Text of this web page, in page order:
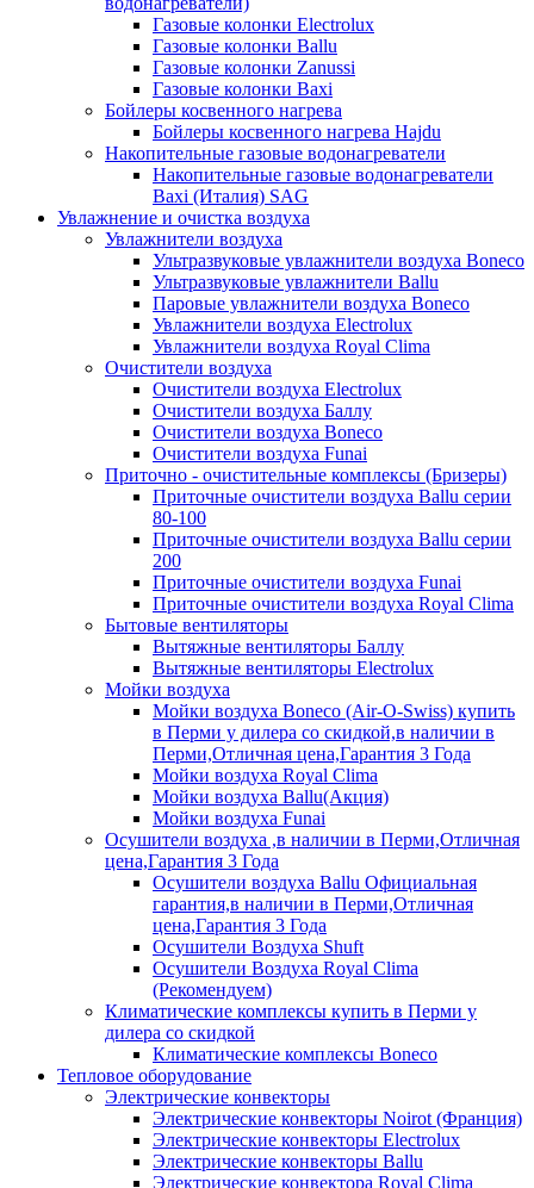
Газовые колонки Electrolux
Газовые колонки Ballu
Газовые колонки Zanussi
Газовые колонки Baxi
Бойлеры косвенного нагрева
Бойлеры косвенного нагрева Hajdu
Накопительные газовые водонагреватели
Накопительные газовые водонагреватели
Baxi (Италия) SAG
Увлажнение и очистка воздуха
Увлажнители воздуха
Ультразвуковые увлажнители воздуха Boneco
Ультразвуковые увлажнители Ballu
Паровые увлажнители воздуха Boneco
Увлажнители воздуха Electrolux
Увлажнители воздуха Royal Clima
Очистители воздуха
Очистители воздуха Electrolux
Очистители воздуха Баллу
Очистители воздуха Boneco
Очистители воздуха Funai
Приточно - очистительные комплексы (Бризеры)
Приточные очистители воздуха Ballu серии
80-100
Приточные очистители воздуха Ballu серии
200
Приточные очистители воздуха Funai
Приточные очистители воздуха Royal Clima
Бытовые вентиляторы
Вытяжные вентиляторы Баллу
Вытяжные вентиляторы Electrolux
Мойки воздуха
Мойки воздуха Boneco (Air-O-Swiss) купить
в Перми у дилера со скидкой,в наличии в
Перми,Отличная цена,Гарантия 3 Года
Мойки воздуха Royal Clima
Мойки воздуха Ballu(Акция)
Мойки воздуха Funai
Осушители воздуха ,в наличии в Перми,Отличная
цена,Гарантия 3 Года
Осушители воздуха Ballu Официальная
гарантия,в наличии в Перми,Отличная
цена,Гарантия 3 Года
Осушители Воздуха Shuft
Осушители Воздуха Royal Clima
(Рекомендуем)
Климатические комплексы купить в Перми у
дилера со скидкой
Климатические комплексы Boneсo
Тепловое оборудование
Электрические конвекторы
Электрические конвекторы Noirot (Франция)
Электрические конвекторы Electrolux
Электрические конвекторы Ballu
Электрические конвектора Royal Clima